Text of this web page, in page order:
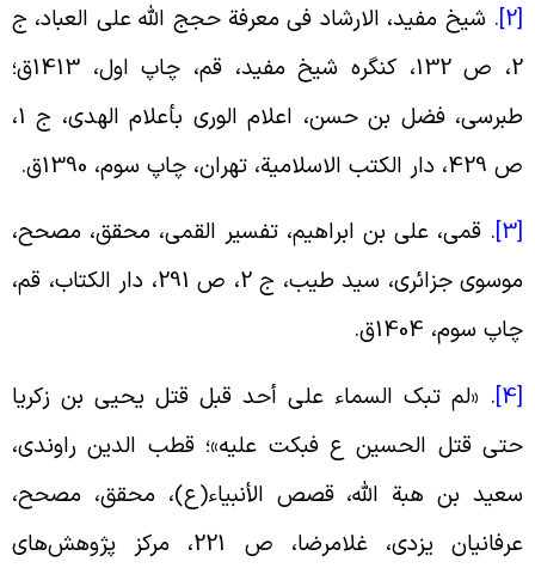
.شیخ مفید، الارشاد فی معرفة حجج الله علی العباد، ج
2، ص 132، کنگره شیخ مفید، قم، چاپ اول، 1413ق؛
الاسلامیة، تهران، چاپ سوم، 1390ق
.
.قمی، علی بن ابراهیم، تفسیر القمی، محقق، مصحح،
موسوی جزائری، سید طیب،‏ ج 2، ص 291، دار الکتاب، قم،
سوم، 1404ق
.
. « لم تبک السماء على أحد قبل قتل یحیى بن زکریا
قتل الحسین ع فبکت علیه‏»؛ قطب الدین راوندی،
بن هبة الله، قصص الأنبیاء(ع)، محقق، مصحح،
عرفانیان یزدی، غلامرضا، ص 221،‌ مرکز پژوهش‌های